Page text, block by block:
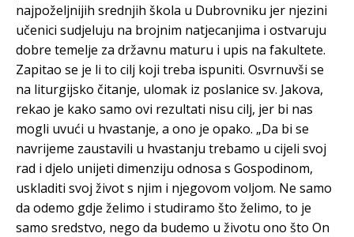
najpoželjnijih srednjih škola u Dubrovniku jer njezini
učenici sudjeluju na brojnim natjecanjima i ostvaruju
dobre temelje za državnu maturu i upis na fakultete.
Zapitao se je li to cilj koji treba ispuniti. Osvrnuvši se
na liturgijsko čitanje, ulomak iz poslanice sv. Jakova,
rekao je kako samo ovi rezultati nisu cilj, jer bi nas
mogli uvući u hvastanje, a ono je opako. „Da bi se
navrijeme zaustavili u hvastanju trebamo u cijeli svoj
rad i djelo unijeti dimenziju odnosa s Gospodinom,
uskladiti svoj život s njim i njegovom voljom. Ne samo
da odemo gdje želimo i studiramo što želimo, to je
samo sredstvo, nego da budemo u životu ono što On